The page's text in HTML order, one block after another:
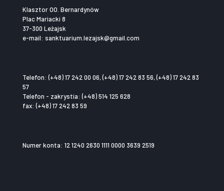
Klasztor OO. Bernardynów
Plac Mariacki 8
37-300 Leżajsk
e-mail: sanktuarium.lezajsk@gmail.com
Telefon: (+48) 17 242 00 06, (+48) 17 242 83 56, (+48) 17 242 83
57
Telefon - zakrystia: (+48) 514 125 628
fax: (+48) 17 242 83 59
Numer konta: 12 1240 2630 1111 0000 3639 2519